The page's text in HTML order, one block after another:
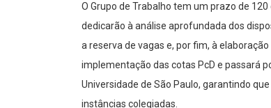
O Grupo de Trabalho tem um prazo de
dedicarão à análise aprofundada dos
a reserva de vagas e, por fim, à
implementação das cotas PcD e passará
Universidade de São Paulo, garantindo
instâncias colegiadas.